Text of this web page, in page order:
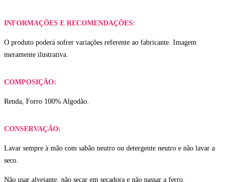
INFORMAÇÕES E RECOMENDAÇÕES:
O produto poderá sofrer variações referente ao fabricante. Imagem
meramente ilustrativa.
COMPOSIÇÃO:
Renda, Forro 100% Algodão.
CONSERVAÇÃO:
Lavar sempre à mão com sabão neutro ou detergente neutro e não lavar a
seco.
Não usar alvejante, não secar em secadora e não passar a ferro.